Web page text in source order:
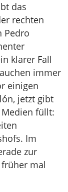
das
rechten
Pedro
klarer Fall
immer
einigen
jetzt gibt
füllt:
Im
zur
mal